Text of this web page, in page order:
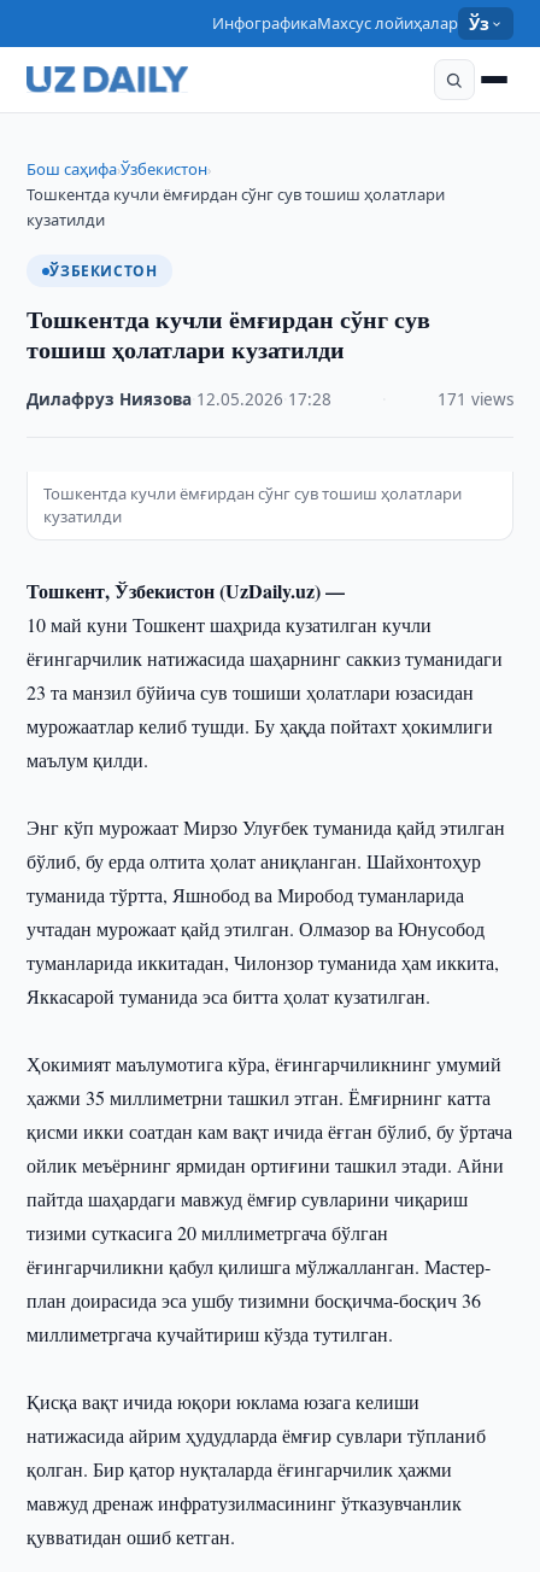
ИнфографикаМахсус лойиҳалар Ўз
Бош саҳифа›Ўзбекистон›
Тошкентда кучли ёмғирдан сўнг сув тошиш ҳолатлари
кузатилди
ЎЗБЕКИСТОН
Тошкентда кучли ёмғирдан сўнг сув
тошиш ҳолатлари кузатилди
Дилафруз Ниязова 12.05.2026 17:28 171 views
Тошкентда кучли ёмғирдан сўнг сув тошиш ҳолатлари
кузатилди
Тошкент, Ўзбекистон (UzDaily.uz) —
10 май куни Тошкент шаҳрида кузатилган кучли
ёғингарчилик натижасида шаҳарнинг саккиз туманидаги
23 та манзил бўйича сув тошиши ҳолатлари юзасидан
мурожаатлар келиб тушди. Бу ҳақда пойтахт ҳокимлиги
маълум қилди.
Энг кўп мурожаат Мирзо Улуғбек туманида қайд этилган
бўлиб, бу ерда олтита ҳолат аниқланган. Шайхонтоҳур
туманида тўртта, Яшнобод ва Миробод туманларида
учтадан мурожаат қайд этилган. Олмазор ва Юнусобод
туманларида иккитадан, Чилонзор туманида ҳам иккита,
Яккасарой туманида эса битта ҳолат кузатилган.
Ҳокимият маълумотига кўра, ёғингарчиликнинг умумий
ҳажми 35 миллиметрни ташкил этган. Ёмғирнинг катта
қисми икки соатдан кам вақт ичида ёғган бўлиб, бу ўртача
ойлик меъёрнинг ярмидан ортиғини ташкил этади. Айни
пайтда шаҳардаги мавжуд ёмғир сувларини чиқариш
тизими суткасига 20 миллиметргача бўлган
ёғингарчиликни қабул қилишга мўлжалланган. Мастер-
план доирасида эса ушбу тизимни босқичма-босқич 36
миллиметргача кучайтириш кўзда тутилган.
Қисқа вақт ичида юқори юклама юзага келиши
натижасида айрим ҳудудларда ёмғир сувлари тўпланиб
қолган. Бир қатор нуқталарда ёғингарчилик ҳажми
мавжуд дренаж инфратузилмасининг ўтказувчанлик
қувватидан ошиб кетган.